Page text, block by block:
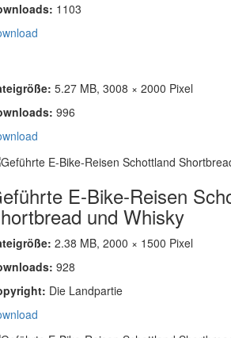
1103
5.27 MB, 3008 × 2000 Pixel
996
E-Bike-Reisen
und Whisky
2.38 MB, 2000 × 1500 Pixel
928
Die Landpartie